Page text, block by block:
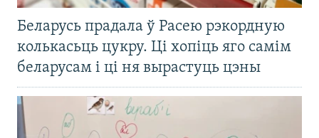
Беларусь прадала ў Расею рэкордную
колькасьць цукру. Ці хопіць яго самім
беларусам і ці ня вырастуць цэны